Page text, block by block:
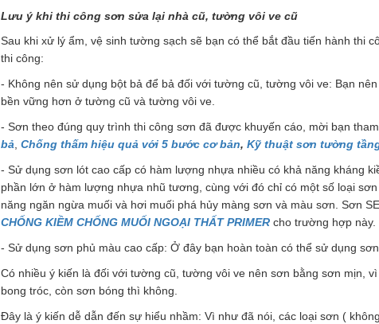
Lưu ý khi thi công sơn sửa lại nhà cũ, tường vôi ve cũ
Sau khi xử lý ẩm, vệ sinh tường sạch sẽ bạn có thể bắt đầu tiến hành thi
thi công:
- Không nên sử dụng bột bả để bả đối với tường cũ, tường vôi ve: Bạn
bền vững hơn ở tường cũ và tường vôi ve.
- Sơn theo đúng quy trình thi công sơn đã được khuyến cáo, mời bạn
bả, Chống thấm hiệu quả với 5 bước cơ bản, Kỹ thuật sơn tường
- Sử dụng sơn lót cao cấp có hàm lượng nhựa nhiều có khả năng kháng
phần lớn ở hàm lượng nhựa nhũ tương, cùng với đó chỉ có một số loại
năng ngăn ngừa muối và hơi muối phá hủy màng sơn và màu sơn. Sơn
CHỐNG KIỀM CHỐNG MUỐI NGOẠI THẤT PRIMER cho trường hợp này.
- Sử dụng sơn phủ màu cao cấp: Ở đây bạn hoàn toàn có thể sử dụng
Có nhiều ý kiến là đối với tường cũ, tường vôi ve nên sơn bằng sơn mịn,
bong tróc, còn sơn bóng thì không.
Đây là ý kiến dễ dẫn đến sự hiểu nhầm: Vì như đã nói, các loại sơn (